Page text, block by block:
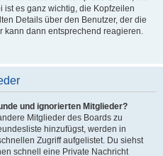
ist es ganz wichtig, die Kopfzeilen
Details über den Benutzer, der die
kann dann entsprechend reagieren.
und ignorierten Mitglieder?
Mitglieder des Boards zu
hinzufügst, werden in
Zugriff aufgelistet. Du siehst
schnell eine Private Nachricht